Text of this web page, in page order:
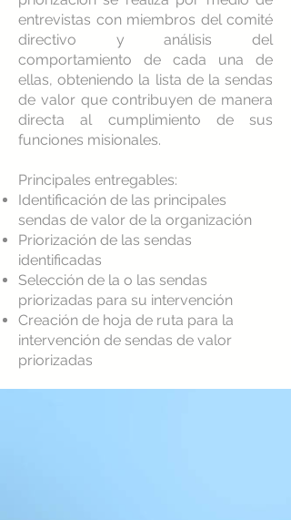
entrevistas con miembros del comité
directivo y análisis del
comportamiento de cada una de
ellas, obteniendo la lista de la sendas
de valor que contribuyen de manera
directa al cumplimiento de sus
funciones misionales.
Principales entregables:
Identificación de las principales
sendas de valor de la organización
Priorización de las sendas
identificadas
Selección de la o las sendas
priorizadas para su intervención
Creación de hoja de ruta para la
intervención de sendas de valor
priorizadas